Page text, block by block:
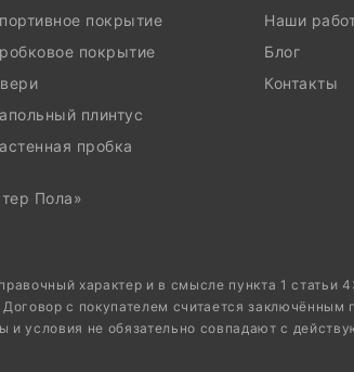
покрытие
покрытие
плинтус
пробка
Наши
Блог
Контакты
Пола»
характер и в смысле пункта 1 статьи
с покупателем считается
условия не обязательно совпадают с